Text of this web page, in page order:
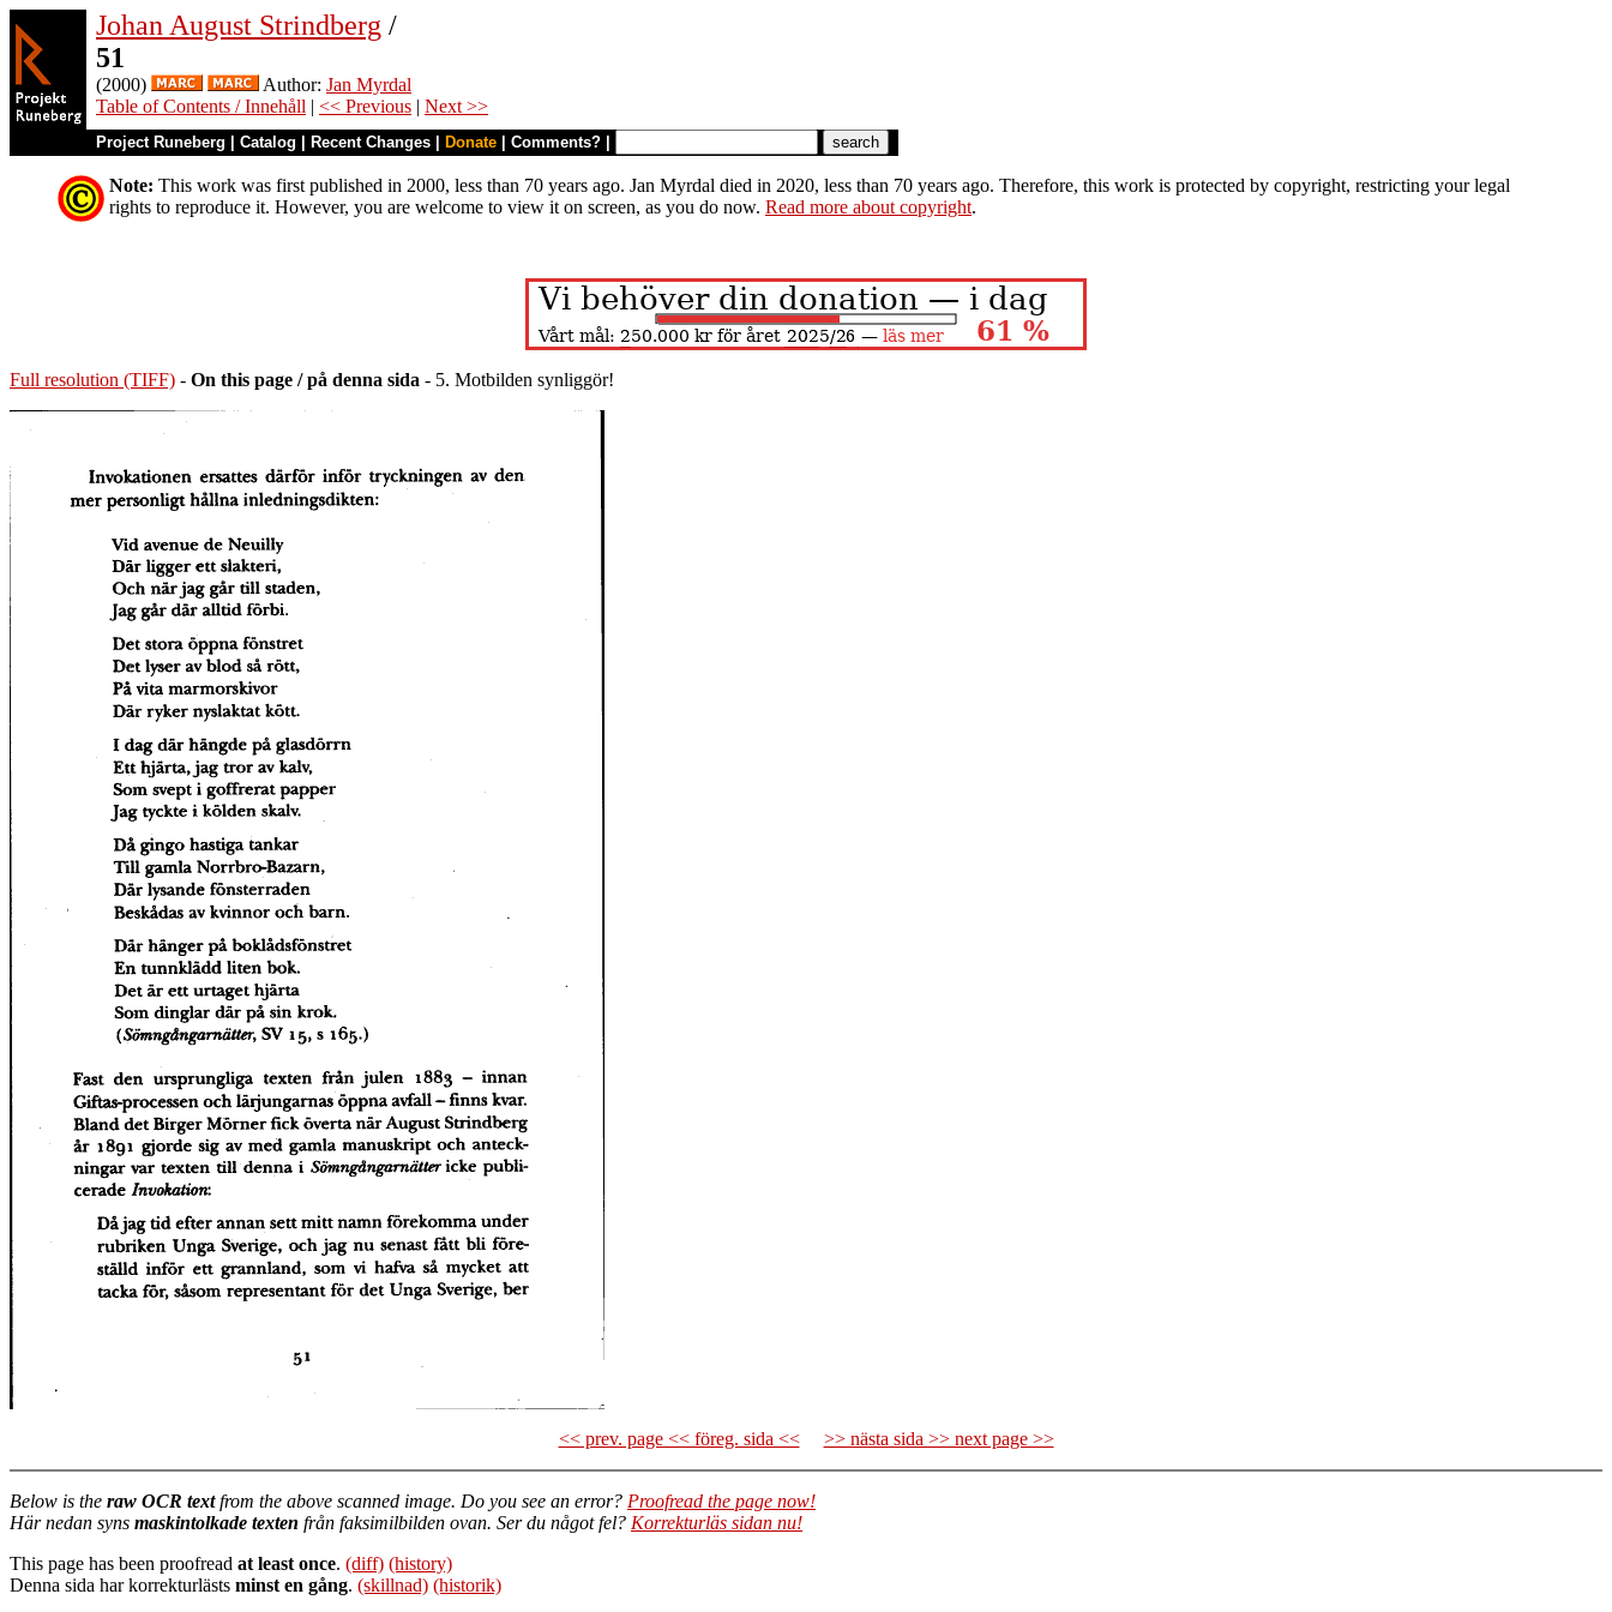
Johan August Strindberg /
51
(2000) Author: Jan Myrdal
Table of Contents / Innehåll | << Previous | Next >>
Project Runeberg Catalog Recent Changes Donate Comments?
Note: This work was first published in 2000, less than 70 years ago. Jan Myrdal died in 2020, less than 70 years ago. Therefore, this work is protected by copyright, restricting your legal
rights to reproduce it. However, you are welcome to view it on screen, as you do now. Read more about copyright.
Full resolution (TIFF) - On this page / på denna sida - 5. Motbilden synliggör!
<< prev. page << föreg. sida << >> nästa sida >> next page >>
Below is the raw OCR textfrom the above scanned image. Do you see an error? Proofread the page now!
Här nedan syns maskintolkade texten från faksimilbilden ovan. Ser du något fel? Korrekturläs sidan nu!
This page has been proofread at least once. (diff) (history)
Denna sida har korrekturlästs minst en gång. (skillnad) (historik)